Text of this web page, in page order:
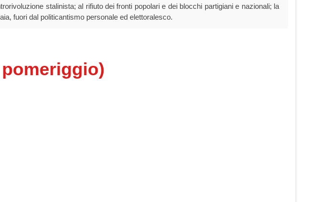
stalinista; al rifiuto dei fronti popolari e dei blocchi partigiani e nazionali; la
fuori dal politicantismo personale ed elettoralesco.